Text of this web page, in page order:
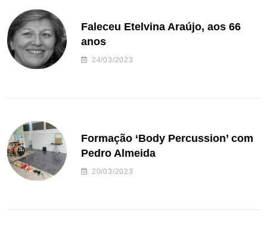
Faleceu Etelvina Araújo, aos 66
anos
24/03/2023
Formação ‘Body Percussion’ com
Pedro Almeida
20/03/2023